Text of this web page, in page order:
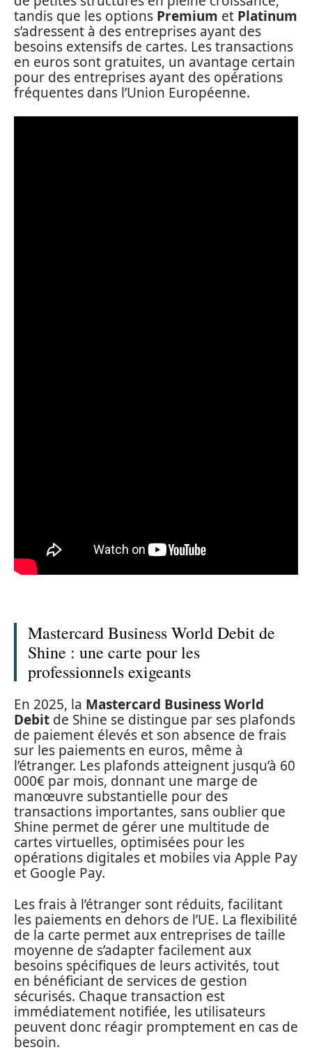
tandis que les options Premium et Platinum
s’adressent à des entreprises ayant des
besoins extensifs de cartes. Les transactions
en euros sont gratuites, un avantage certain
pour des entreprises ayant des opérations
fréquentes dans l’Union Européenne.
Mastercard Business World Debit de
Shine : une carte pour les
professionnels exigeants
En 2025, la Mastercard Business World
Debit de Shine se distingue par ses plafonds
de paiement élevés et son absence de frais
sur les paiements en euros, même à
l’étranger. Les plafonds atteignent jusqu’à 60
000€ par mois, donnant une marge de
manœuvre substantielle pour des
transactions importantes, sans oublier que
Shine permet de gérer une multitude de
cartes virtuelles, optimisées pour les
opérations digitales et mobiles via Apple Pay
et Google Pay.
Les frais à l’étranger sont réduits, facilitant
les paiements en dehors de l’UE. La flexibilité
de la carte permet aux entreprises de taille
moyenne de s’adapter facilement aux
besoins spécifiques de leurs activités, tout
en bénéficiant de services de gestion
sécurisés. Chaque transaction est
immédiatement notifiée, les utilisateurs
peuvent donc réagir promptement en cas de
besoin.